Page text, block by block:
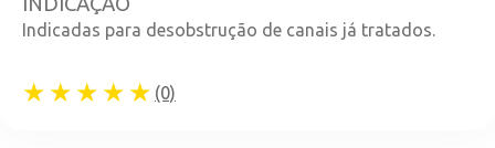
Indicadas para desobstrução de canais já tratados.
★★★★★ (0)